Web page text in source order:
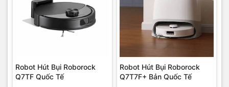
Robot Hút Bụi Roborock
Q7TF Quốc Tế
Robot Hút Bụi Roborock
Q7T7F+ Bản Quốc Tế